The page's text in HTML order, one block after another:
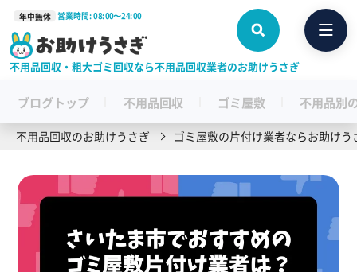
年中無休 営業時間: 08:00〜24:00
不用品回収・粗大ゴミ回収なら不用品回収業者のお助けうさぎ
ブログトップ 不用品回収 ゴミ屋敷 不用品別
不用品回収のお助けうさぎ ゴミ屋敷の片付け業者ならお助けう